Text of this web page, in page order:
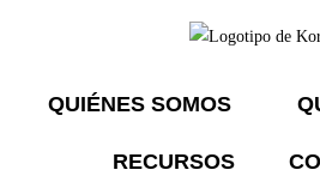
QUIÉNES SOMOS
RECURSOS